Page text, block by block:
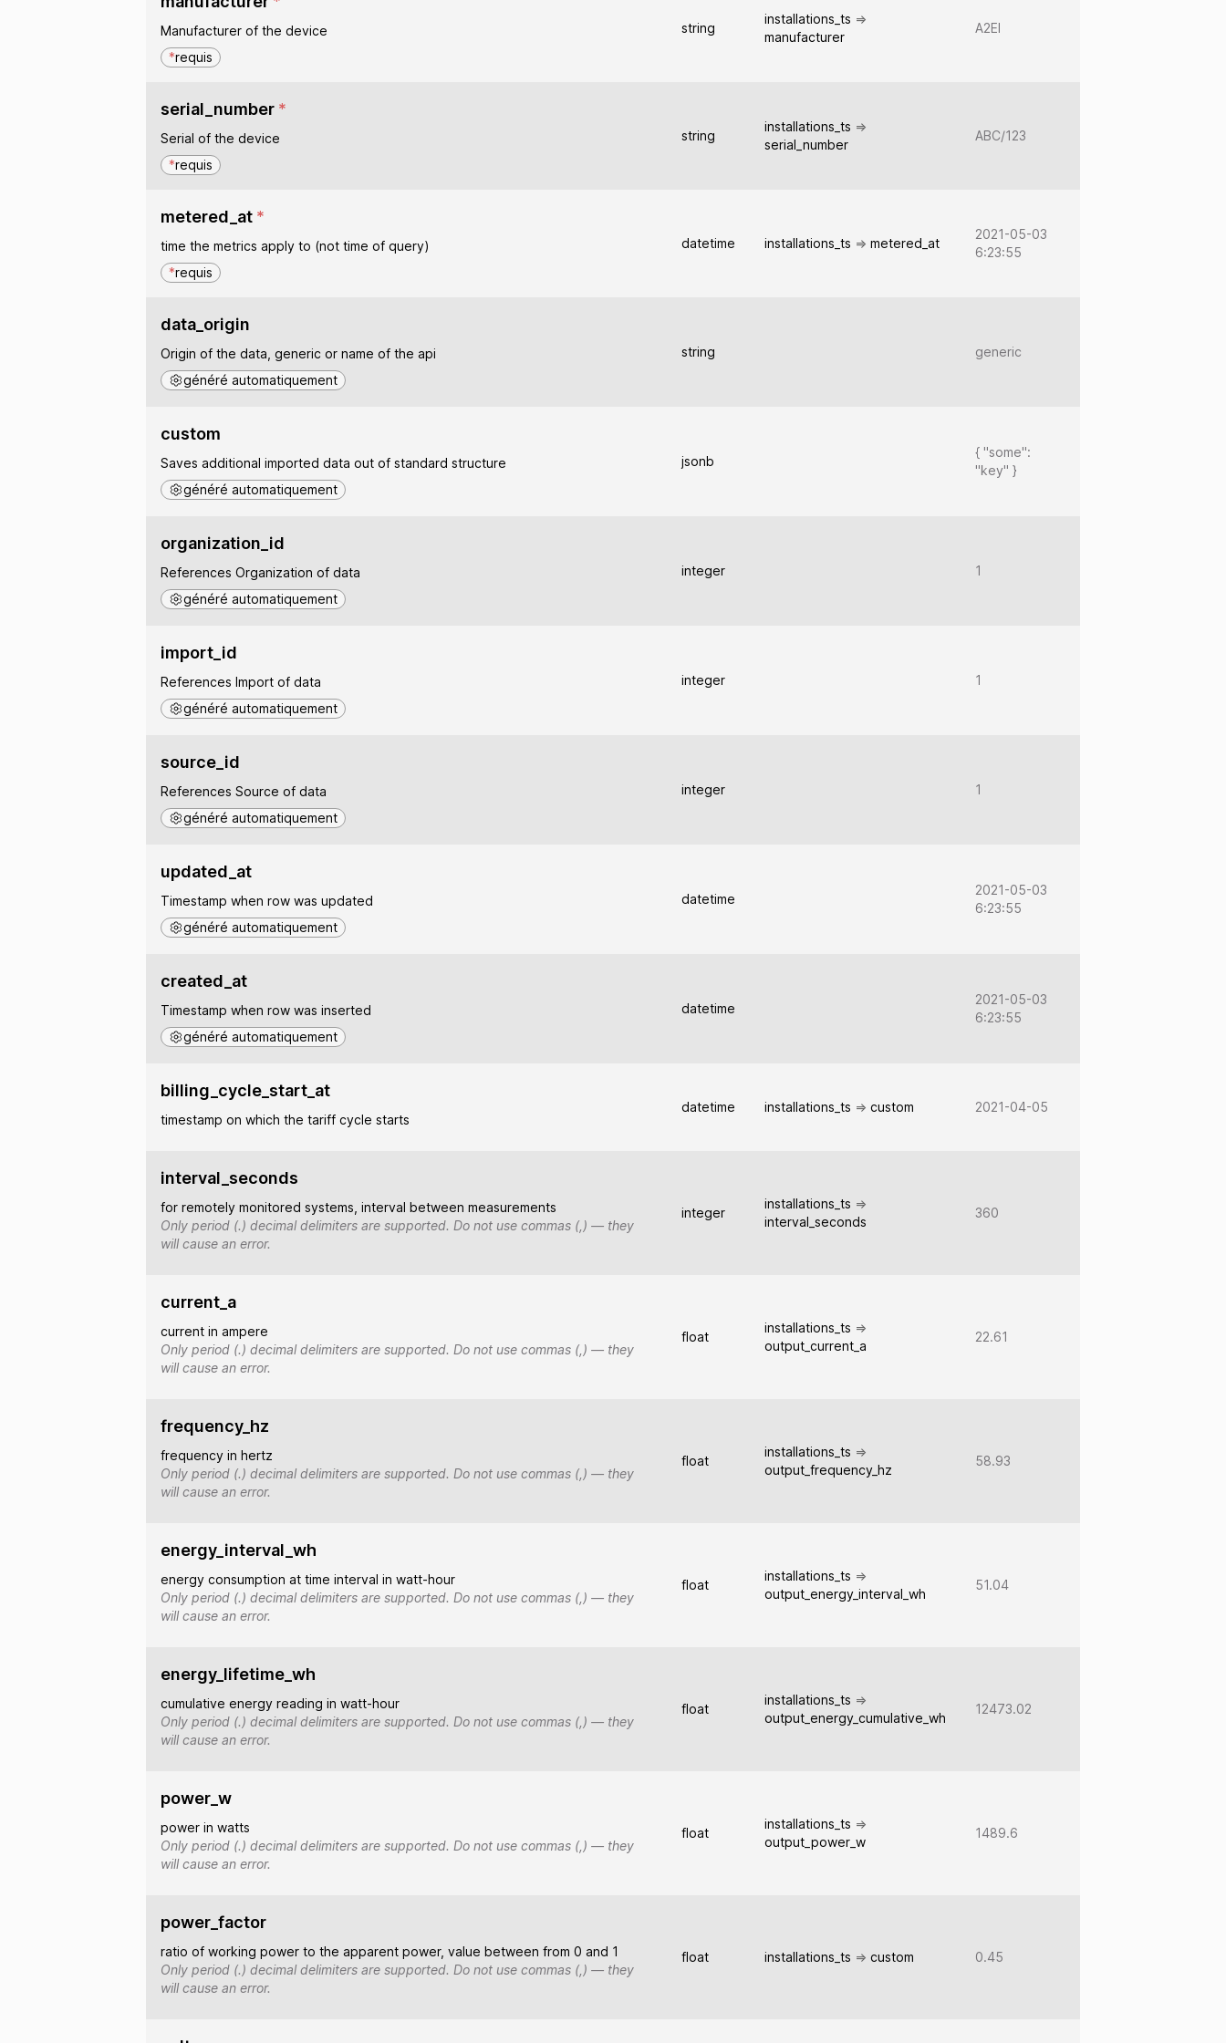
Manufacturer of the device
*requis
string
installations_ts =>
manufacturer
A2EI
serial_number *
Serial of the device
*requis
string
installations_ts =>
serial_number
ABC/123
metered_at *
time the metrics apply to (not time of query)
*requis
datetime installations_ts => metered_at
2021-05-03
6:23:55
data_origin
Origin of the data, generic or name of the api
généré automatiquement
string generic
custom
Saves additional imported data out of standard structure
généré automatiquement
jsonb
{ "some":
"key" }
organization_id
References Organization of data
généré automatiquement
integer 1
import_id
References Import of data
généré automatiquement
integer 1
source_id
References Source of data
généré automatiquement
integer 1
updated_at
Timestamp when row was updated
généré automatiquement
datetime
2021-05-03
6:23:55
created_at
Timestamp when row was inserted
généré automatiquement
datetime
2021-05-03
6:23:55
billing_cycle_start_at
timestamp on which the tariff cycle starts
datetime installations_ts => custom 2021-04-05
interval_seconds
for remotely monitored systems, interval between measurements
Only period (.) decimal delimiters are supported. Do not use commas (,) — they
will cause an error.
integer
installations_ts =>
interval_seconds
360
current_a
current in ampere
Only period (.) decimal delimiters are supported. Do not use commas (,) — they
will cause an error.
float
installations_ts =>
output_current_a
22.61
frequency_hz
frequency in hertz
Only period (.) decimal delimiters are supported. Do not use commas (,) — they
will cause an error.
float
installations_ts =>
output_frequency_hz
58.93
energy_interval_wh
energy consumption at time interval in watt-hour
Only period (.) decimal delimiters are supported. Do not use commas (,) — they
will cause an error.
float
installations_ts =>
output_energy_interval_wh
51.04
energy_lifetime_wh
cumulative energy reading in watt-hour
Only period (.) decimal delimiters are supported. Do not use commas (,) — they
will cause an error.
float
installations_ts =>
output_energy_cumulative_wh
12473.02
power_w
power in watts
Only period (.) decimal delimiters are supported. Do not use commas (,) — they
will cause an error.
float
installations_ts =>
output_power_w
1489.6
power_factor
ratio of working power to the apparent power, value between from 0 and 1
Only period (.) decimal delimiters are supported. Do not use commas (,) — they
will cause an error.
float installations_ts => custom 0.45